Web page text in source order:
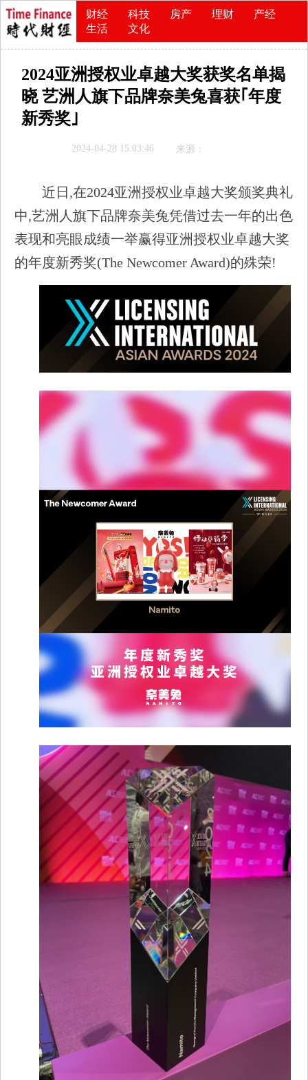
财经 科技 房产 理财
产经
生活
文化
2024亚洲授权业卓越大奖获奖名单揭
晓 艺洲人旗下品牌奈美兔喜获｢年度
新秀奖｣
2024-04-28 15:03:46 来源：
近日,在2024亚洲授权业卓越大奖颁奖典礼
中,艺洲人旗下品牌奈美兔凭借过去一年的出色
表现和亮眼成绩一举赢得亚洲授权业卓越大奖
的年度新秀奖(The Newcomer Award)的殊荣!